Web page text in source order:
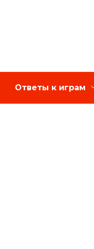
Ответы к играм